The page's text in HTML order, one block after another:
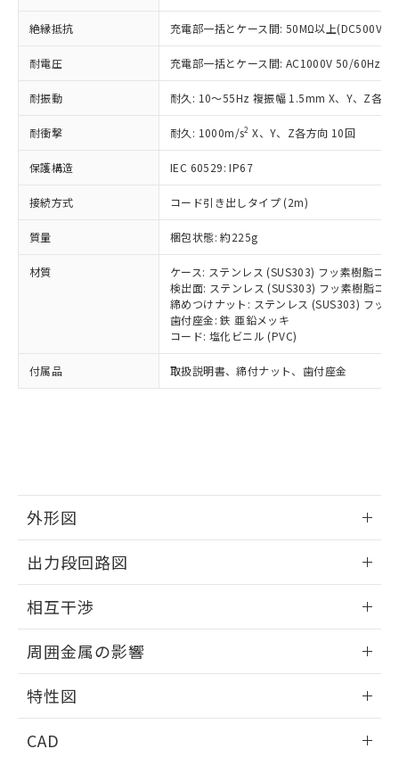
絶縁抵抗 充電部一括とケース間: 50MΩ以上(DC500Vメ
耐電圧 充電部一括とケース間: AC1000V 50/60Hz
耐振動 耐久: 10～55Hz 複振幅 1.5mm X、Y、Z各方
耐衝撃 耐久: 1000m/s2 X、Y、Z各方向 10回
保護構造 IEC 60529: IP67
接続方式 コード引き出しタイプ (2m)
質量 梱包状態: 約225g
材質
ケース: ステンレス (SUS303) フッ素樹脂コー
検出面: ステンレス (SUS303) フッ素樹脂コー
締めつけナット: ステンレス (SUS303) フッ
歯付座金: 鉄 亜鉛メッキ
コード: 塩化ビニル (PVC)
付属品 取扱説明書、締付ナット、歯付座金
外形図
外形図
出力段回路図
出力段回路図
相互干渉
相互干渉
周囲金属の影響
周囲金属の影響
特性図
CAD
在庫状況および標準価格照会結果は、
記載している更新日時点での社内デー
タに基づき作成されるものであり、閲
覧された時点での実際の在庫および標
準価格とは異なる場合があることをご
了承ください。
正式な納期状況および標準価格はお客
様のお取引先、またはお客様担当のオ
ムロン制御機器販売店・当社販売員に
ご相談ください。
オムロン制御機器販売店や当社販売拠
販売ネットワーク
」をご確認
在庫状況および標準価格結果を当社の
事前の承諾なく第三者に漏洩または開
示しないようお願いします。
マイパーツ機能（部品リスト作成サー
ビス）をご利用いただくには、I-Web
メンバーズにご登録されている必要が
お客様が当ウェブサイト上で当社にご
※当社の共同利用者とは、"個人情報
用者の範囲」に記載されている法人を
指します。
*EU RoHS指令（10物質）：
鉛(Pb) 1000ppm以下、 水銀(Hg) 1000ppm以下、 カド
ミウム(Cd) 100ppm以下、
六価クロム(Cr(Ⅵ)) 1000ppm以下、ポリ臭化ビフェニル
類(PBB) 1000ppm以下、ポリ臭化ジフェニルエーテル類
ル) (DEHP)(別名：DOP) 1000ppm以下、フタル酸ブチ
ルベンジル（BBP） 1000ppm以下、フタル酸ジブチル
（DBP） 1000ppm以下、フタル酸ジイソブチル
(DIBP) 1000ppm以下
但し、RoHS指令で産業用監視および制御機器に対する
適用除外項目は除く。
フタル酸エステル類の４物質については閾値を超える意
図的な使用がないことを確認しています。
※2 対応予定月
部品在庫の切り替え状況などにより、予定
月が前後することがあります。
EU RoHS指令（10物質）の非含有証明書
51物質の非含有証明書（当社基準）
ものではありません。
また、RoHS指令のフタル酸エステル類４
物質の対応では、対応完了までの期間は出
荷製品に未対応品が混在することから備考
欄に対応日を記載しておりました。
既に当社にて対応品への在庫切替を完了
り、2022年1月12日より割愛しておりま
す。
い合わせください。
*中国RoHS10物質の基準値 (GB/T26572)：
Pb(鉛) :1000ppm、 Hg(水銀) : 1000ppm、 Cd(カドミウ
Cr(Ⅵ)(六価クロム) : 1000ppm、 PBBs(ポリ臭化ビフェ
ニル類) : 1000ppm、 PBDEs(ポリ臭化ジフェニルエーテ
DBP(フタル酸ジブチル) : 1000ppm、 DIBP(フタル酸ジ
イソブチル) : 1000ppm、 BBP(フタル酸ブチルベンジ
ル) : 1000ppm、
※2 環境保護使用期限
「ｅ」：有害物質（10物質）のすべてが基
準値以下であることを示します。
「10」：通常の使用状況下において有害物
質が外部に漏えいし、環境に深刻な影響を
及ぼさない年数を意味します。
「－」：未確認です。当社販売部門へお問
い合わせください。
為替および外国貿易法に定める商品
（以下｢規制貨物等」という）を輸出
または国外への提供する場合は、日本
国政府の輸出許可(または役務取引許
可)を取得するなどの必要な手続きを
当社は規制貨物を破棄する場合は、完
全に破砕するなど、違法に輸出されな
当社は貴社製品を、核兵器、ミサイ
ル、化学兵器、生物兵器またはその他
武器並びにこれらの製造装置等に一切
使用いたしません。
当社は、貴社製品を第三者に販売する
場合は、上記1、2および3の内容を当
該第三者に通知します。また当社は、
販売先および販売に係わる関係者が違
法に輸出するおそれがある場合は、取
り引きをいたしません。
一定数以上の在庫あり
一定数には満たないが在庫あり
在庫なし(最新の在庫状況につ
いては、お客様のお取引先、ま
たはお客様担当のオムロン制御
機器販売店・当社販売員にご確
認ください)
受注生産機種、また在庫状況の
情報を公開していない機種